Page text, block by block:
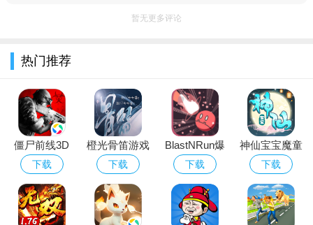
景，传统戏曲背景音乐，以及专属的国产车型（如红旗、比亚迪
棒。
闪退问题解决
如果游戏频繁闪退，先检查手机系统版本是否兼容Android 5.0
以上。清理手机后台进程，关闭不必要的应用。在游戏设置中关
闭高帧率模式。如果还不行，尝试重新安装最新版本。
暂无更多评论
热门推荐
僵尸前线3D
应用宝版下载
官方正版手游
下载
橙光骨笛游戏
官方最新版
下载
BlastNRun爆
破赛跑游戏中
文版
下载
神仙宝宝魔童
觉醒最新官方
破解正版
下载